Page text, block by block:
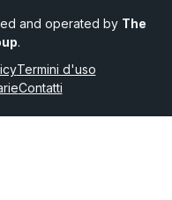
and operated by The
.
Termini d'uso
Contatti